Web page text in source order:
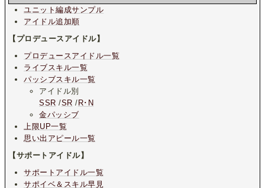
ユニット編成サンプル
アイドル追加順
【プロデュースアイドル】
プロデュースアイドル一覧
ライブスキル一覧
パッシブスキル一覧
アイドル別
SSR /SR / R･N
金パッシブ
上限UP一覧
思い出アピール一覧
【サポートアイドル】
サポートアイドル一覧
サポイベ＆スキル早見